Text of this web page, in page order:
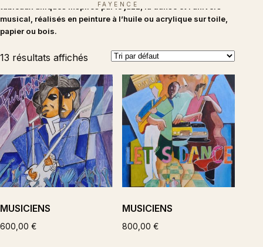
FAYENCE
tableaux uniques inspirés par le jazz, la danse et l’univers
musical, réalisés en peinture à l’huile ou acrylique sur toile,
papier ou bois.
13 résultats affichés
MUSICIENS
600,00 €
MUSICIENS
800,00 €